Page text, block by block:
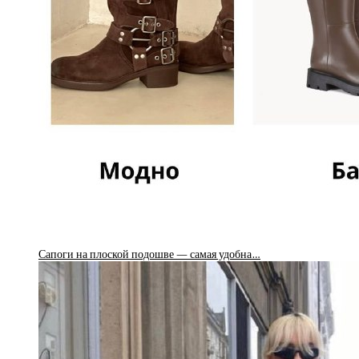
Сапоги на плоской подошве — самая удобна…